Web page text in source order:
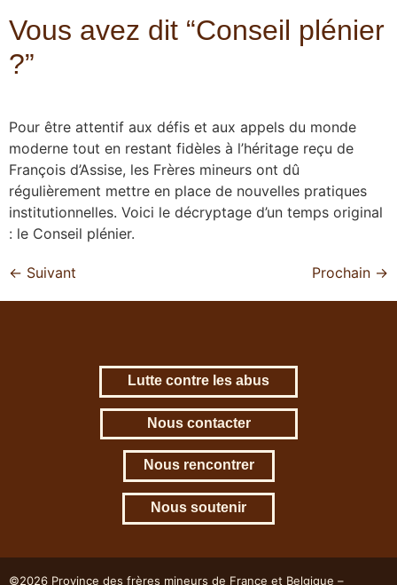
Vous avez dit “Conseil plénier
?”
Pour être attentif aux défis et aux appels du monde
moderne tout en restant fidèles à l’héritage reçu de
François d’Assise, les Frères mineurs ont dû
régulièrement mettre en place de nouvelles pratiques
institutionnelles. Voici le décryptage d’un temps original
: le Conseil plénier.
← Suivant Prochain →
Lutte contre les abus
Nous contacter
Nous rencontrer
Nous soutenir
©2026 Province des frères mineurs de France et Belgique –